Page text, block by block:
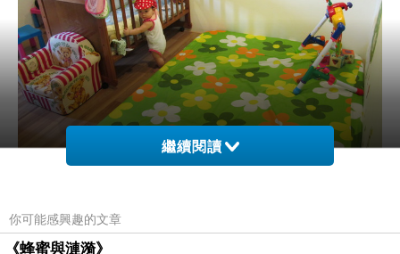
米妞硬要站在那裡當主角=..=戴著安全護頭龜帽
站得很帥氣齁！米妞手扶著正是她的床，她現在
繼續閱讀
你可能感興趣的文章
《蜂蜜與漣漪》